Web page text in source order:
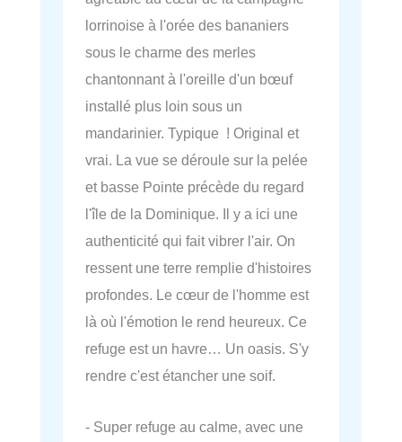
lorrinoise à l'orée des bananiers
sous le charme des merles
chantonnant à l'oreille d'un bœuf
installé plus loin sous un
mandarinier. Typique ! Original et
vrai. La vue se déroule sur la pelée
et basse Pointe précède du regard
l'île de la Dominique. Il y a ici une
authenticité qui fait vibrer l'air. On
ressent une terre remplie d'histoires
profondes. Le cœur de l'homme est
là où l'émotion le rend heureux. Ce
refuge est un havre… Un oasis. S'y
rendre c'est étancher une soif.
- Super refuge au calme, avec une